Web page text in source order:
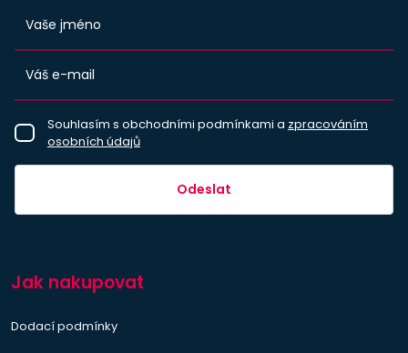
Souhlasím s obchodními podmínkami a zpracováním
osobních údajů
Odeslat
Jak nakupovat
Dodací podmínky